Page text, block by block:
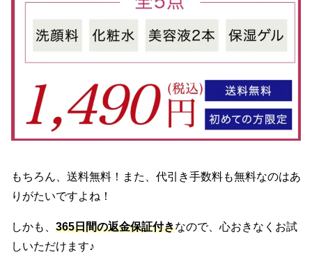
もちろん、送料無料！また、代引き手数料も無料なのはあ
りがたいですよね！
しかも、 365日間の返金保証付きなので、心おきなくお試
しいただけます♪